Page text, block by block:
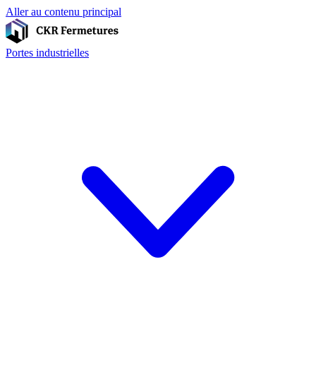
Aller au contenu principal
Portes industrielles